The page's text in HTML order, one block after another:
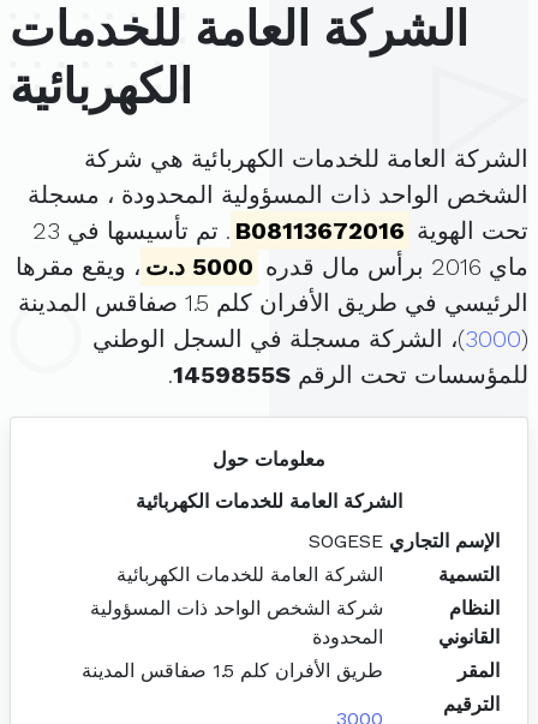
الشركة العامة للخدمات
الكهربائية
الشركة العامة للخدمات الكهربائية هي شركة
الشخص الواحد ذات المسؤولية المحدودة ، مسجلة
تحت الهوية B08113672016
. تم تأسيسها في 23
ماي 2016 برأس مال قدره
5000 د.ت
، ويقع مقرها
الرئيسي في طريق الأفران كلم 1.5 صفاقس المدينة
(
3000)، الشركة مسجلة في السجل الوطني
للمؤسسات تحت الرقم 1459855S
.
معلومات حول
الشركة العامة للخدمات الكهربائية
الإسم التجاري SOGESE
التسمية
الشركة العامة للخدمات الكهربائية
النظام
القانوني
شركة الشخص الواحد ذات المسؤولية
المحدودة
المقر
طريق الأفران كلم 1.5 صفاقس المدينة
الترقيم
3000